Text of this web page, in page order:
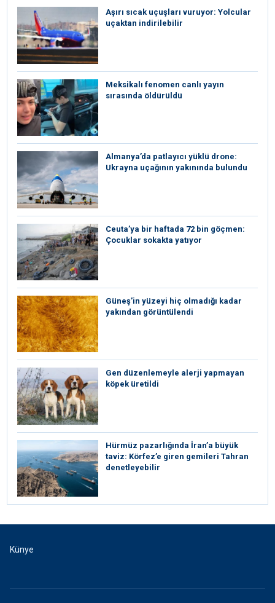
Aşırı sıcak uçuşları vuruyor: Yolcular
uçaktan indirilebilir
Meksikalı fenomen canlı yayın
sırasında öldürüldü
Almanya’da patlayıcı yüklü drone:
Ukrayna uçağının yakınında bulundu
Ceuta’ya bir haftada 72 bin göçmen:
Çocuklar sokakta yatıyor
Güneş’in yüzeyi hiç olmadığı kadar
yakından görüntülendi
Gen düzenlemeyle alerji yapmayan
köpek üretildi
Hürmüz pazarlığında İran’a büyük
taviz: Körfez’e giren gemileri Tahran
denetleyebilir
Künye